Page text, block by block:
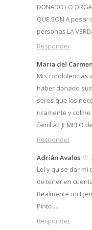
DONADO LO
QUE SON.A
personas.LA
Responder
Maria del
Mis condolencias
haber donado
seres que los
ricamente y
familia.EJEMPLO
Responder
Adrián Avalos
Leí y quise dar mi
de tener en
Realmente un
Pinto…
Responder